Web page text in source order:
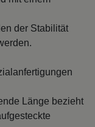
der Stabilität
Länge bezieht